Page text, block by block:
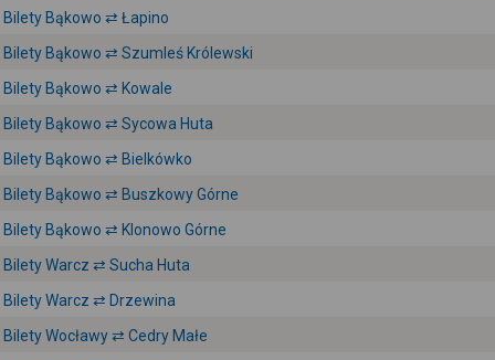
Bilety Bąkowo ⇄ Łapino
Bilety Bąkowo ⇄ Szumleś Królewski
Bilety Bąkowo ⇄ Kowale
Bilety Bąkowo ⇄ Sycowa Huta
Bilety Bąkowo ⇄ Bielkówko
Bilety Bąkowo ⇄ Buszkowy Górne
Bilety Bąkowo ⇄ Klonowo Górne
Bilety Warcz ⇄ Sucha Huta
Bilety Warcz ⇄ Drzewina
Bilety Wocławy ⇄ Cedry Małe